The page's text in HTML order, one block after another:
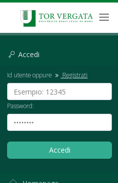
Accedi
Id utente oppure Registrati
Password: